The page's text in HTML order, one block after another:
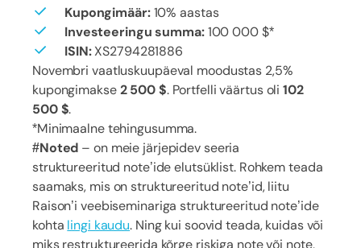
Kupongimäär:10% aastas
Investeeringu summa:100 000 $*
ISIN:XS2794281886
Novembri vaatluskuupäeval moodustas 2,5%
kupongimakse2 500 $. Portfelli väärtus oli102
500 $.
*Minimaalne tehingusumma.
#Noted – on meie järjepidev seeria
struktureeritud note’ide elutsüklist. Rohkem teada
saamaks, mis on struktureeritud note’id, liitu
Raison’i veebiseminariga struktureeritud note’ide
kohta lingi kaudu. Ning kui soovid teada, kuidas või
miks restruktureerida kõrge riskiga note või note,